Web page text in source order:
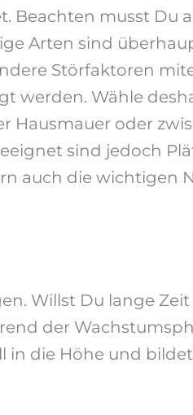
Beachten musst Du
Arten sind
Störfaktoren
werden. Wähle
Hausmauer oder
sind jedoch
auch die wichtigen
Willst Du lange
der
in die Höhe und